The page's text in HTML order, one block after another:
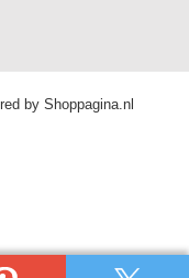
by Shoppagina.nl